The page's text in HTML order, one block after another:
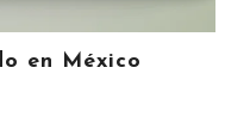
en México